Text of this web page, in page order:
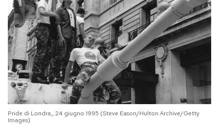
Pride di Londra,, 24 giugno 1995 (Steve Eason/Hulton Archive/Getty
Images)